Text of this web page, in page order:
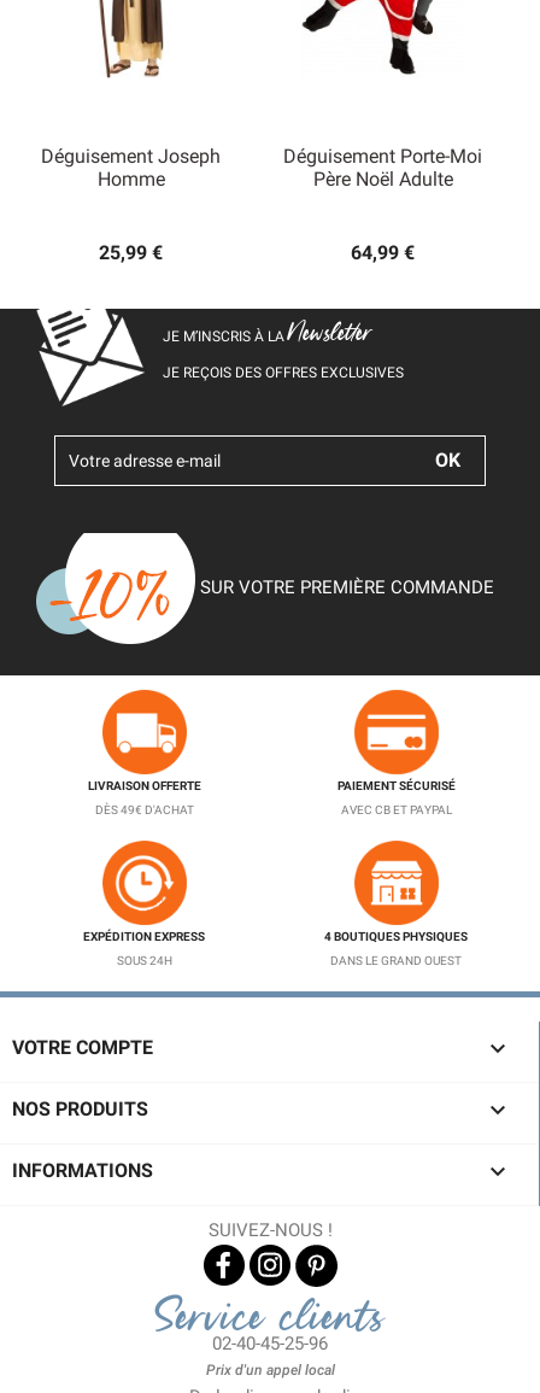
Déguisement Joseph
Homme
25,99 €
Déguisement Porte-Moi
Père Noël Adulte
64,99 €
JE M’INSCRIS À LANewsletter
JE REÇOIS DES OFFRES EXCLUSIVES
SUR VOTRE PREMIÈRE COMMANDE
LIVRAISON OFFERTE
DÈS 49€ D'ACHAT
PAIEMENT SÉCURISÉ
AVEC CB ET PAYPAL
EXPÉDITION EXPRESS
SOUS 24H
4 BOUTIQUES PHYSIQUES
DANS LE GRAND OUEST
VOTRE COMPTE 
NOS PRODUITS 
INFORMATIONS 
SUIVEZ-NOUS !
Service clients
02-40-45-25-96
Prix d'un appel local